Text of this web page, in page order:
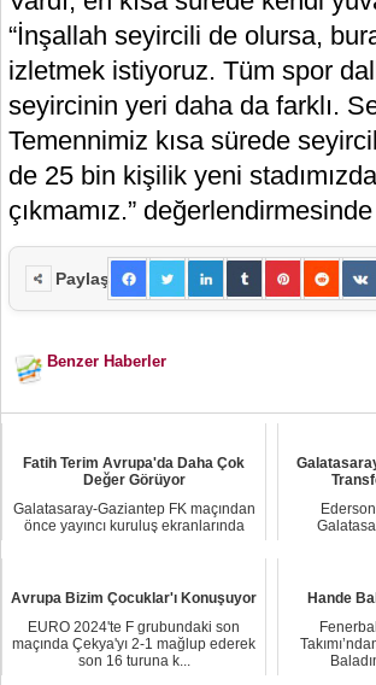
“İnşallah seyircili de olursa,
izletmek istiyoruz. Tüm spor
seyircinin yeri daha da farklı.
Temennimiz kısa sürede
de 25 bin kişilik yeni
çıkmamız.”
Paylaş
Benzer Haberler
Fatih Terim Avrupa'da Daha Çok
Değer Görüyor
Galatasaray-Gaziantep FK maçından
önce yayıncı kuruluş ekranlarında
Avrupa Bizim Çocuklar'ı Konuşuyor
EURO 2024'te F grubundaki son
maçında Çekya'yı 2-1 mağlup ederek
son 16 turuna k...
Hande